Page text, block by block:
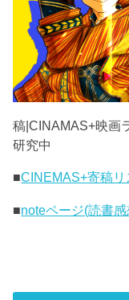
稿|CINAMAS+映画
研究中
■CINEMAS+寄稿リ
■noteページ(読書